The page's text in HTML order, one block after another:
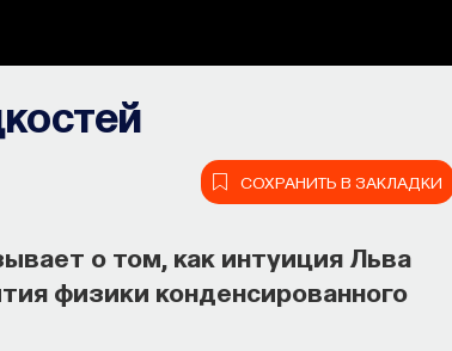
СОХРАНИТЬ В ЗАКЛАДКИ
о том, как интуиция Льва
физики конденсированного